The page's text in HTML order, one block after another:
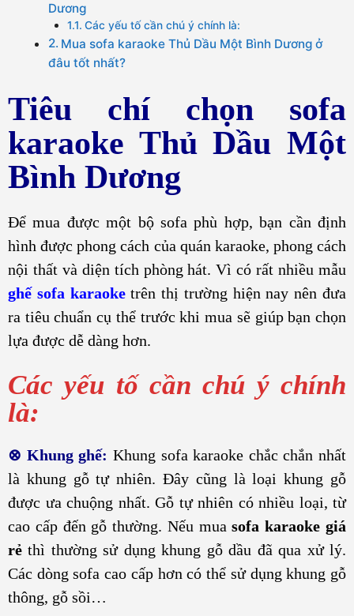
Dương
Các yếu tố cần chú ý chính là:
Mua sofa karaoke Thủ Dầu Một Bình Dương ở
đâu tốt nhất?
Tiêu chí chọn sofa
karaoke Thủ Dầu Một
Bình Dương
Để mua được một bộ sofa phù hợp, bạn cần định
hình được phong cách của quán karaoke, phong cách
nội thất và diện tích phòng hát. Vì có rất nhiều mẫu
ghế sofa karaoketrên thị trường hiện nay nên đưa
ra tiêu chuẩn cụ thể trước khi mua sẽ giúp bạn chọn
lựa được dễ dàng hơn.
Các yếu tố cần chú ý chính
là:
⊗ Khung ghế: Khung sofa karaoke chắc chắn nhất
là khung gỗ tự nhiên. Đây cũng là loại khung gỗ
được ưa chuộng nhất. Gỗ tự nhiên có nhiều loại, từ
cao cấp đến gỗ thường. Nếu muasofa karaoke giá
rẻ thì thường sử dụng khung gỗ dầu đã qua xử lý.
Các dòng sofa cao cấp hơn có thể sử dụng khung gỗ
thông, gỗ sồi…